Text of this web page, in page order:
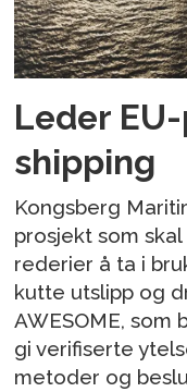
Leder
shipping
Kongsberg
prosjekt som
rederier å ta i
kutte utslipp og
AWESOME, som
gi verifiserte
metoder og